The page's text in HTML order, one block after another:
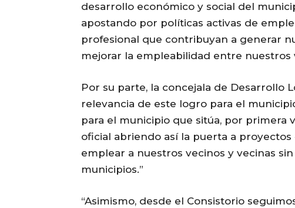
desarrollo económico y social del
apostando por políticas activas de
profesional que contribuyan a generar
mejorar la empleabilidad entre nuestros
Por su parte, la concejala de Desarrollo
relevancia de este logro para el
para el municipio que sitúa, por primera
oficial abriendo así la puerta a
emplear a nuestros vecinos y vecinas
municipios.”
“Asimismo, desde el Consistorio